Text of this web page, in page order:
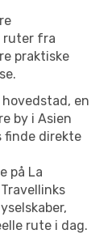
ruter fra
praktiske
en
by i Asien
finde direkte
på La
rute i dag.